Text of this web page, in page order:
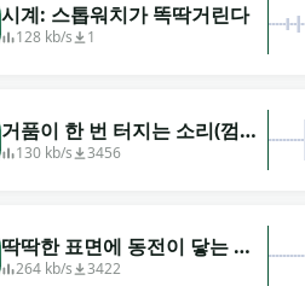
시계: 스톱워치가 똑딱거린다
128 kb/s 1
거품이 한 번 터지는 소리(껌을
씹는 것과 비슷함)
130 kb/s 3456
딱딱한 표면에 동전이 닿는 소
리 (4)
264 kb/s 3422